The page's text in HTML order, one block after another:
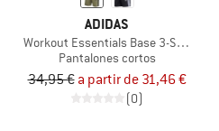
ADIDAS
Workout Essentials Base 3-Stripes
Pantalones cortos
34,95 € a partir de 31,46 €
(0)